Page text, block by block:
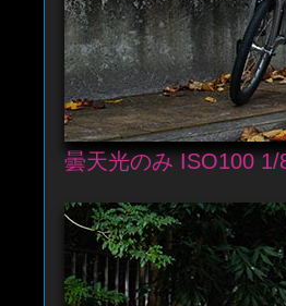
曇天光のみ ISO100 1/